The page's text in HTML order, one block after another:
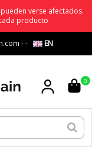
verse afectados.
producto
-- EN
0